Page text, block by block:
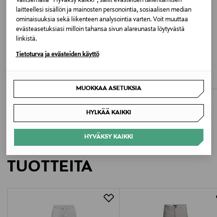
laitteellesi sisällön ja mainosten personointia, sosiaalisen median
ominaisuuksia sekä liikenteen analysointia varten. Voit muuttaa
evästeasetuksiasi milloin tahansa sivun alareunasta löytyvästä
linkistä.
Tietoturva ja evästeiden käyttö
MUOKKAA ASETUKSIA
HYLKÄÄ KAIKKI
HYVÄKSY KAIKKI
Pesuohjeet
Konepesu
Pesulämpötila
Väri
ETUKUPONKITUOTE
Original Price
39,90 €
Original Price
59,90 €
LISÄÄ KIINNOSTAVIA
TUOTTEITA